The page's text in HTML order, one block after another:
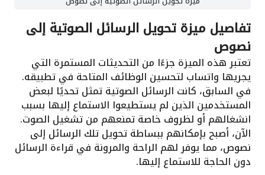
تفاصيل ميزة تحويل الرسائل الصوتية إلى
نصوص
تعتبر هذه الميزة جزءًا من التحديثات المستمرة التي
يجريها واتساب لتحسين الوظائف المتاحة في تطبيقه.
في السابق، كانت الرسائل الصوتية تمثل تحديًا لبعض
المستخدمين الذين لم يستطيعوا الاستماع إليها بسبب
انشغالهم أو لظروف خاصة تمنعهم من تشغيل الصوت.
الآن، أصبح بإمكانهم ببساطة تحويل تلك الرسائل إلى
نصوص، مما يوفر لهم الراحة والمرونة في قراءة الرسائل
دون الحاجة للاستماع إليها.